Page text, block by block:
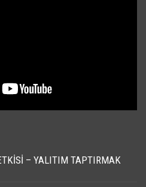
– YALITIM TAPTIRMAK